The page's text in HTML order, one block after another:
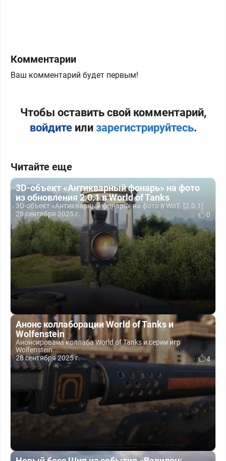
Комментарии
Ваш комментарий будет первым!
Чтобы оставить свой комментарий,
войдитеили зарегистрируйтесь.
Читайте еще
3D-объект «Антикварный фонарь» на фото
из обновления 2.0.1 в World of Tanks
3D-объект «Антикварный фонарь» на фото в WoT. [2.0.1]
28 сентября 2025 г.
0
Анонс коллаборации World of Tanks и
Wolfenstein
Анонсирована коллаба World of Tanks и серии игр
Wolfenstein...
28 сентября 2025 г.
4